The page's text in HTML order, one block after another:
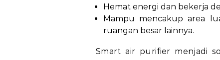
Hemat energi dan bekerja
Mampu mencakup area
ruangan besar lainnya.
Smart air purifier menjadi